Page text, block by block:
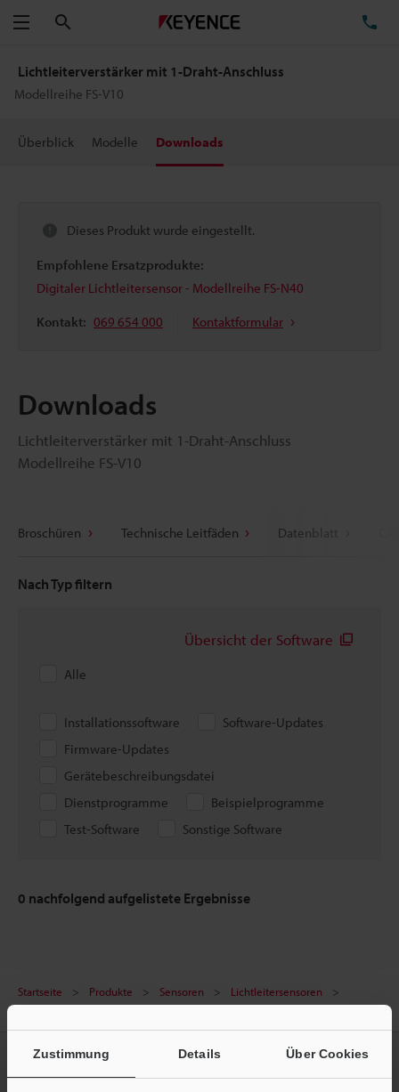
Zustimmung Details Über Cookies
Menü
Lichtleiterverstärker mit 1-Draht-Anschluss
Modellreihe FS-V10
Überblick Modelle Downloads
Dieses Produkt wurde eingestellt.
Empfohlene Ersatzprodukte:
Digitaler Lichtleitersensor - Modellreihe FS-N40
Kontakt: 069 654 000 Kontaktformular
Downloads
Lichtleiterverstärker mit 1-Draht-Anschluss
Modellreihe FS-V10
Broschüren Technische Leitfäden Datenblatt
Nach Typ filtern
Übersicht der Software
Alle
Installationssoftware
Software-Updates
Firmware-Updates
Gerätebeschreibungsdatei
Dienstprogramme
Beispielprogramme
Test-Software
Sonstige Software
0 nachfolgend aufgelistete Ergebnisse
Startseite Produkte Sensoren
Lichtleitersensoren
Lichtleiterverstärker mit 1-Draht-Anschluss
Downloads
Erstellen Sie Ihren KEYENCE
Account